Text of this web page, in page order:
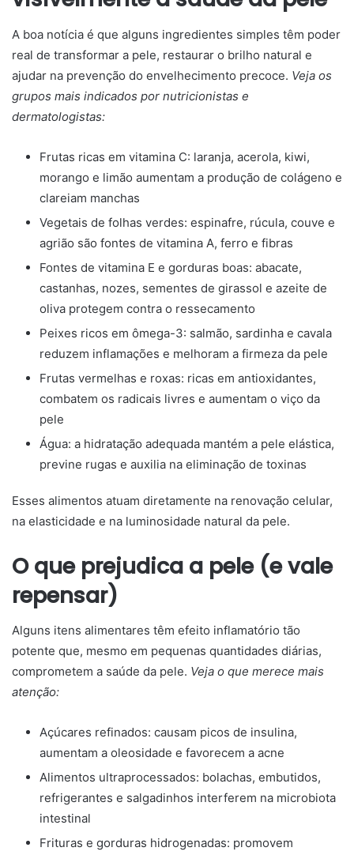
A boa notícia é que alguns ingredientes simples têm poder
real de transformar a pele, restaurar o brilho natural e
ajudar na prevenção do envelhecimento precoce. Veja os
grupos mais indicados por nutricionistas e
dermatologistas:
Frutas ricas em vitamina C: laranja, acerola, kiwi,
morango e limão aumentam a produção de colágeno e
clareiam manchas
Vegetais de folhas verdes: espinafre, rúcula, couve e
agrião são fontes de vitamina A, ferro e fibras
Fontes de vitamina E e gorduras boas: abacate,
castanhas, nozes, sementes de girassol e azeite de
oliva protegem contra o ressecamento
Peixes ricos em ômega-3: salmão, sardinha e cavala
reduzem inflamações e melhoram a firmeza da pele
Frutas vermelhas e roxas: ricas em antioxidantes,
combatem os radicais livres e aumentam o viço da
pele
Água: a hidratação adequada mantém a pele elástica,
previne rugas e auxilia na eliminação de toxinas
Esses alimentos atuam diretamente na renovação celular,
na elasticidade e na luminosidade natural da pele.
O que prejudica a pele (e vale
repensar)
Alguns itens alimentares têm efeito inflamatório tão
potente que, mesmo em pequenas quantidades diárias,
comprometem a saúde da pele. Veja o que merece mais
atenção:
Açúcares refinados: causam picos de insulina,
aumentam a oleosidade e favorecem a acne
Alimentos ultraprocessados: bolachas, embutidos,
refrigerantes e salgadinhos interferem na microbiota
intestinal
Frituras e gorduras hidrogenadas: promovem